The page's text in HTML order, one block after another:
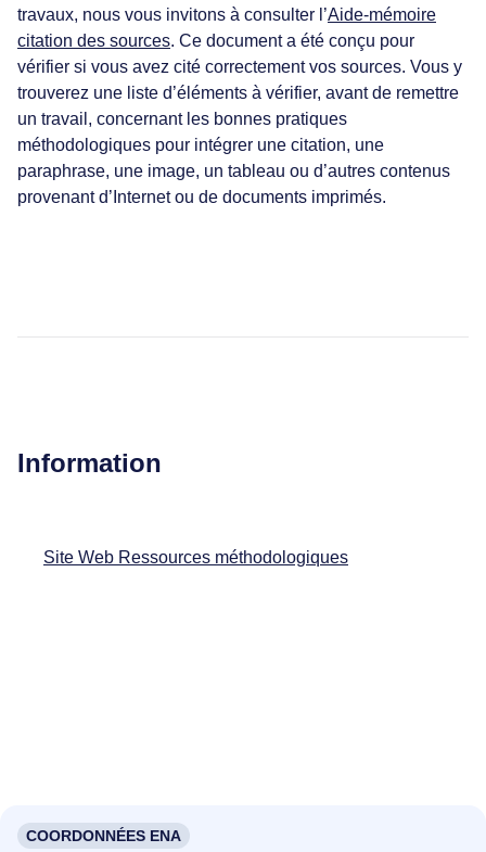
travaux, nous vous invitons à consulter l’Aide-mémoire
citation des sources. Ce document a été conçu pour
vérifier si vous avez cité correctement vos sources. Vous y
trouverez une liste d’éléments à vérifier, avant de remettre
un travail, concernant les bonnes pratiques
méthodologiques pour intégrer une citation, une
paraphrase, une image, un tableau ou d’autres contenus
provenant d’Internet ou de documents imprimés.
Information
Site Web Ressources méthodologiques
COORDONNÉES ENA